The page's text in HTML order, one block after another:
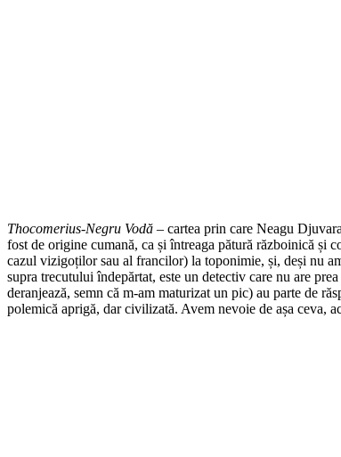
Thocomerius-Negru Vodă – cartea prin care Neagu
fost de origine cumană, ca și întreaga pătură războinică și
cazul vizigoților sau al francilor) la toponimie, și, deși nu
supra trecutului îndepărtat, este un detectiv care nu are
deranjează, semn că m-am maturizat un pic) au parte de
polemică aprigă, dar civilizată. Avem nevoie de așa ceva,